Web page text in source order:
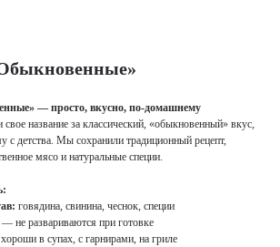
— просто, вкусно, по-домашнему
название за классический, «обыкновенный» вкус,
с детства. Мы сохранили традиционный рецепт,
мясо и натуральные специи.
говядина, свинина, чеснок, специи
— не развариваются при готовке
хороши в супах, с гарнирами, на гриле